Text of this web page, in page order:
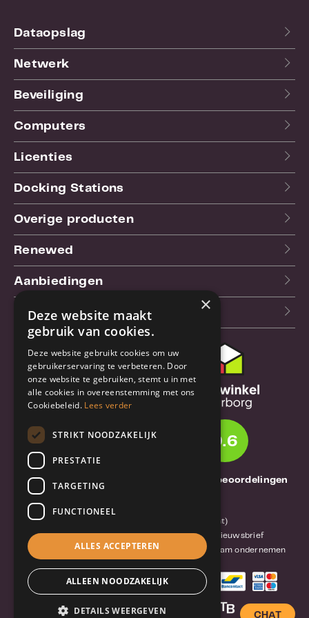
CHAT
Dataopslag
Netwerk
Beveiliging
Computers
Licenties
Docking Stations
Overige producten
Renewed
Aanbiedingen
Blog
Klantenservice
Garantie en reparatie
Annuleren of retourneren
Over TrueBase
9.6
1261 Thuisbeoordelingen
Over TrueBase
Privacy en voorwaarden (consument)
Algemene voorwaarden (zakelijk)
Blog en nieuwsbrief
Reviews van klanten
Mobile-Harddisk.nl Duurzaam ondernemen
×
Deze website maakt
gebruik van cookies.
Deze website gebruikt cookies om uw
gebruikerservaring te verbeteren. Door
onze website te gebruiken, stemt u in met
alle cookies in overeenstemming met ons
Cookiebeleid. Lees verder
STRIKT NOODZAKELIJK
PRESTATIE
TARGETING
FUNCTIONEEL
ALLES ACCEPTEREN
ALLEEN NOODZAKELIJK
DETAILS WEERGEVEN